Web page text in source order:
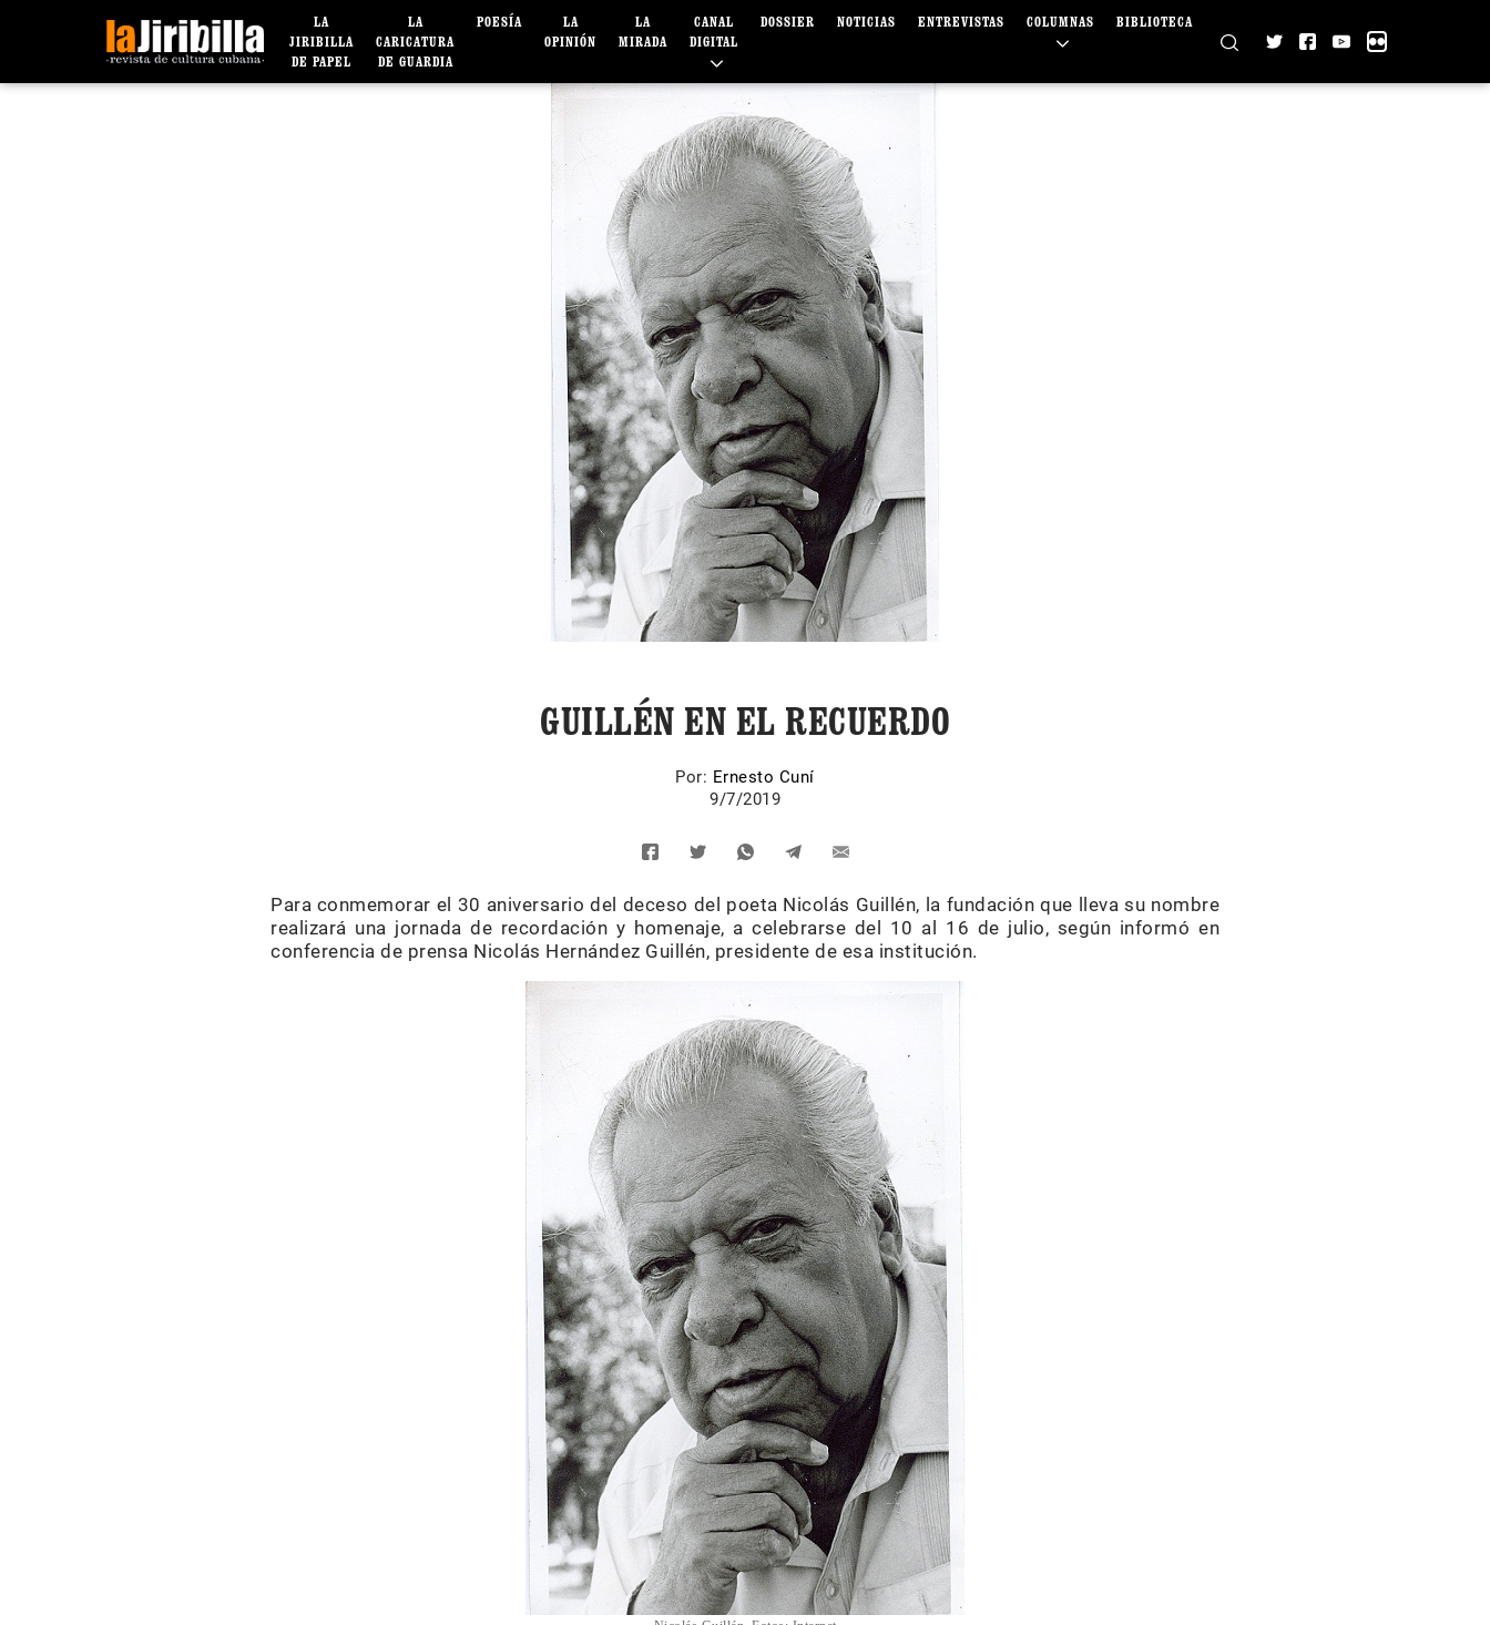
LA
JIRIBILLA
DE PAPEL
LA
CARICATURA
DE GUARDIA
POESÍA
LA
OPINIÓN
LA
MIRADA
CANAL
DIGITAL
DOSSIER NOTICIAS ENTREVISTAS COLUMNAS BIBLIOTECA
GUILLÉN EN EL RECUERDO
Por: Ernesto Cuní
9/7/2019
Para conmemorar el 30 aniversario del deceso del poeta Nicolás Guillén, la fundación que lleva su nombre
realizará una jornada de recordación y homenaje, a celebrarse del 10 al 16 de julio, según informó en
conferencia de prensa Nicolás Hernández Guillén, presidente de esa institución.